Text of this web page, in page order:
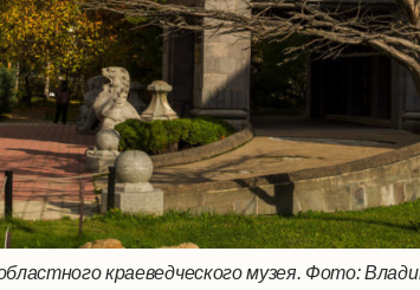
краеведческого музея. Фото: